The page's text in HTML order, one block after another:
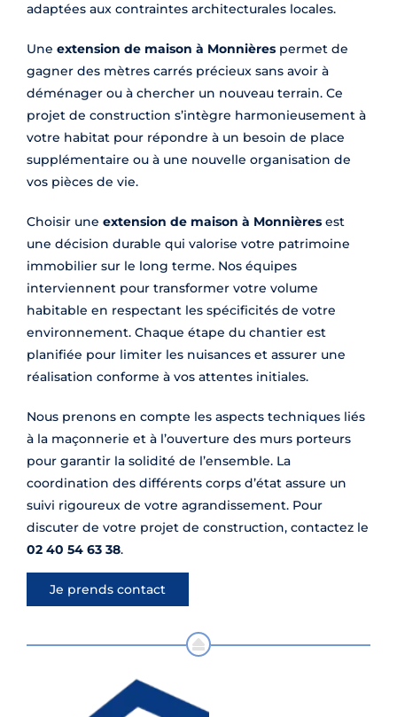
adaptées aux contraintes architecturales locales.
Une extension de maison à Monnières permet de
gagner des mètres carrés précieux sans avoir à
déménager ou à chercher un nouveau terrain. Ce
projet de construction s’intègre harmonieusement à
votre habitat pour répondre à un besoin de place
supplémentaire ou à une nouvelle organisation de
vos pièces de vie.
Choisir une extension de maison à Monnières est
une décision durable qui valorise votre patrimoine
immobilier sur le long terme. Nos équipes
interviennent pour transformer votre volume
habitable en respectant les spécificités de votre
environnement. Chaque étape du chantier est
planifiée pour limiter les nuisances et assurer une
réalisation conforme à vos attentes initiales.
Nous prenons en compte les aspects techniques liés
à la maçonnerie et à l’ouverture des murs porteurs
pour garantir la solidité de l’ensemble. La
coordination des différents corps d’état assure un
suivi rigoureux de votre agrandissement. Pour
discuter de votre projet de construction, contactez le
02 40 54 63 38.
Je prends contact